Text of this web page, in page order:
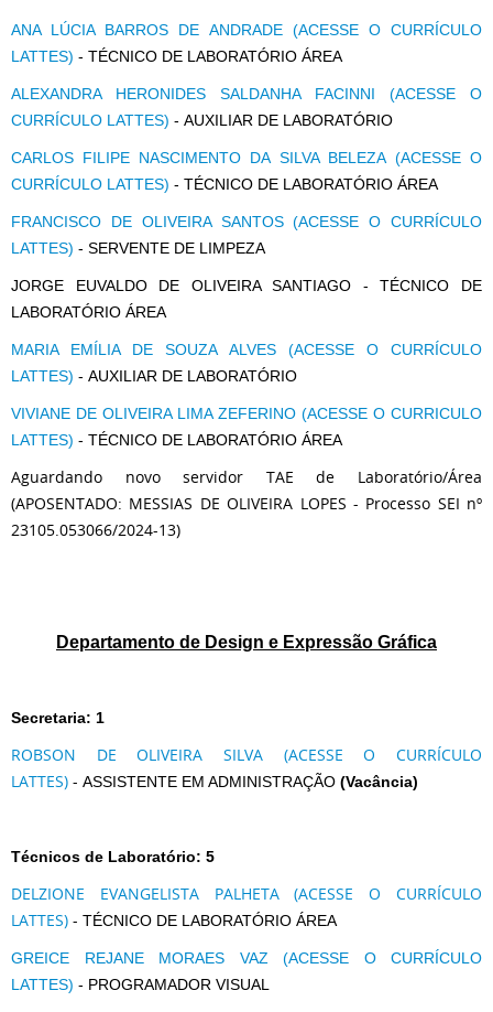
ANA LÚCIA BARROS DE ANDRADE (ACESSE O CURRÍCULO
LATTES) - TÉCNICO DE LABORATÓRIO ÁREA
ALEXANDRA HERONIDES SALDANHA FACINNI (ACESSE O
CURRÍCULO LATTES) - AUXILIAR DE LABORATÓRIO
CARLOS FILIPE NASCIMENTO DA SILVA BELEZA (ACESSE O
CURRÍCULO LATTES) - TÉCNICO DE LABORATÓRIO ÁREA
FRANCISCO DE OLIVEIRA SANTOS (ACESSE O CURRÍCULO
LATTES) - SERVENTE DE LIMPEZA
JORGE EUVALDO DE OLIVEIRA SANTIAGO - TÉCNICO DE
LABORATÓRIO ÁREA
MARIA EMÍLIA DE SOUZA ALVES (ACESSE O CURRÍCULO
LATTES) - AUXILIAR DE LABORATÓRIO
VIVIANE DE OLIVEIRA LIMA ZEFERINO (ACESSE O CURRICULO
LATTES) - TÉCNICO DE LABORATÓRIO ÁREA
Aguardando novo servidor TAE de Laboratório/Área
(APOSENTADO: MESSIAS DE OLIVEIRA LOPES - Processo SEI nº
23105.053066/2024-13)
Departamento de Design e Expressão Gráfica
Secretaria: 1
ROBSON DE OLIVEIRA SILVA (ACESSE O CURRÍCULO
LATTES) - ASSISTENTE EM ADMINISTRAÇÃO (Vacância)
Técnicos de Laboratório: 5
DELZIONE EVANGELISTA PALHETA (ACESSE O CURRÍCULO
LATTES) - TÉCNICO DE LABORATÓRIO ÁREA
GREICE REJANE MORAES VAZ (ACESSE O CURRÍCULO
LATTES) - PROGRAMADOR VISUAL